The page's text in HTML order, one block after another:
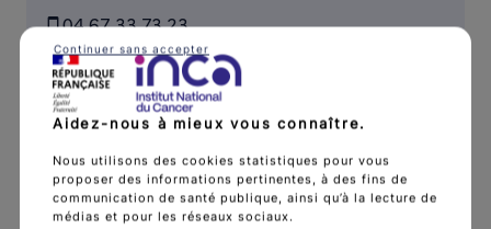
04 67 33 73 23
linkhttp://www.chu-montpellier.fr
Contact public de l'essai
Aidez-nous à mieux vous connaître.
Nous utilisons des cookies statistiques pour vous
proposer des informations pertinentes, à des fins de
communication de santé publique, ainsi qu’à la lecture de
médias et pour les réseaux sociaux.
Continuer sans accepter